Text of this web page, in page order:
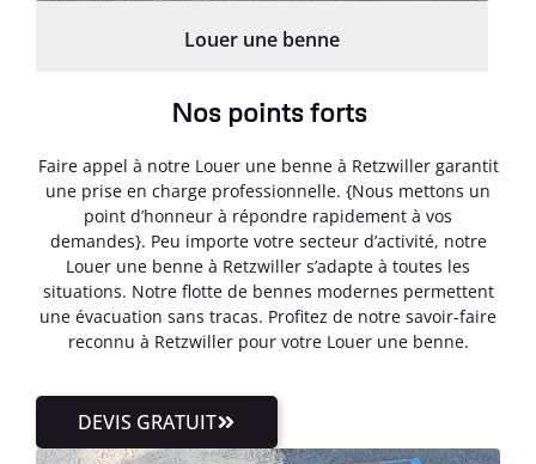
Louer une benne
Nos points forts
Faire appel à notre Louer une benne à Retzwiller garantit
une prise en charge professionnelle. {Nous mettons un
point d’honneur à répondre rapidement à vos
demandes}. Peu importe votre secteur d’activité, notre
Louer une benne à Retzwiller s’adapte à toutes les
situations. Notre flotte de bennes modernes permettent
une évacuation sans tracas. Profitez de notre savoir-faire
reconnu à Retzwiller pour votre Louer une benne.
DEVIS GRATUIT